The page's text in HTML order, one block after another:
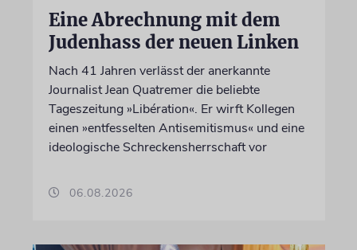
Eine Abrechnung mit dem
Judenhass der neuen Linken
Nach 41 Jahren verlässt der anerkannte
Journalist Jean Quatremer die beliebte
Tageszeitung »Libération«. Er wirft Kollegen
einen »entfesselten Antisemitismus« und eine
ideologische Schreckensherrschaft vor
06.08.2026